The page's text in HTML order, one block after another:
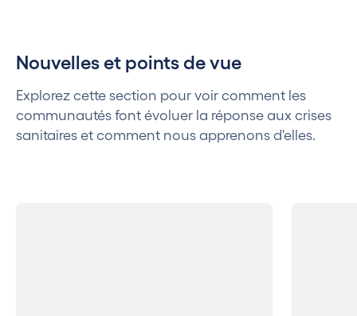
Nouvelles et points de vue
Explorez cette section pour voir comment les
communautés font évoluer la réponse aux crises
sanitaires et comment nous apprenons d'elles.